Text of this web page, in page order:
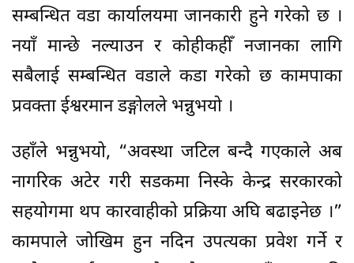
सम्बन्धित वडा कार्यालयमा जानकारी हुने गरेको छ ।
नयाँ मान्छे नल्याउन र कोहीकहीँ नजानका लागि
सबैलाई सम्बन्धित वडाले कडा गरेको छ कामपाका
प्रवक्ता ईश्वरमान डङ्गोलले भन्नुभयो ।
उहाँले भन्नुभयो, “अवस्था जटिल बन्दै गएकाले अब
नागरिक अटेर गरी सडकमा निस्के केन्द्र सरकारको
सहयोगमा थप कारवाहीको प्रक्रिया अघि बढाइनेछ ।”
कामपाले जोखिम हुन नदिन उपत्यका प्रवेश गर्ने र